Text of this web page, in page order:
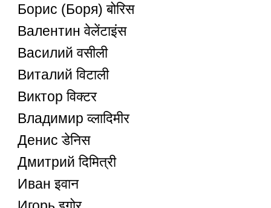
Борис (Боря) बोरिस
Валентин वेलेंटाइंस
Василий वसीली
Виталий विटाली
Виктор विक्टर
Владимир व्लादिमीर
Денис डेनिस
Дмитрий दिमित्री
Иван इवान